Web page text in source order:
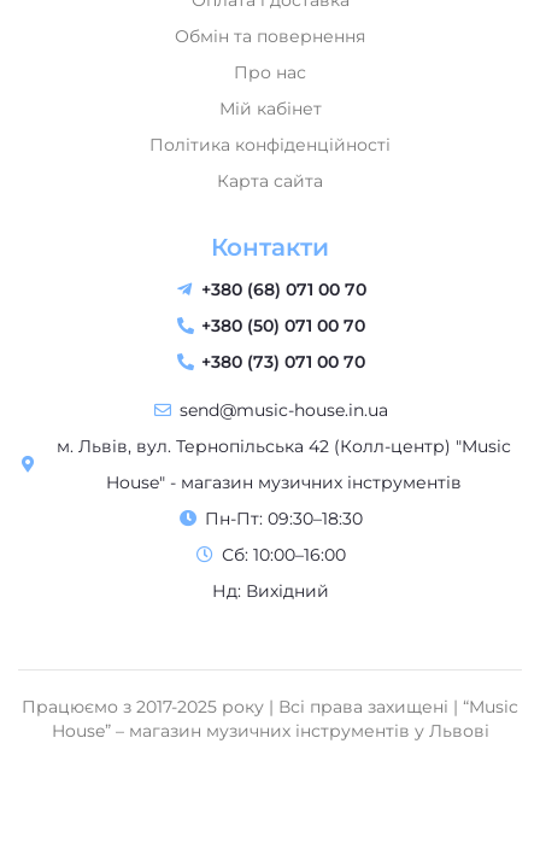
Обмін та повернення
Про нас
Мій кабінет
Політика конфіденційності
Карта сайта
Контакти
+380 (68) 071 00 70
+380 (50) 071 00 70
+380 (73) 071 00 70
send@music-house.in.ua
м. Львів, вул. Тернопільська 42 (Колл-центр) "Music
House" - магазин музичних інструментів
Пн-Пт: 09:30–18:30
Сб: 10:00–16:00
Нд: Вихідний
Працюємо з 2017-2025 року | Всі права захищені | “Music
House” – магазин музичних інструментів у Львові